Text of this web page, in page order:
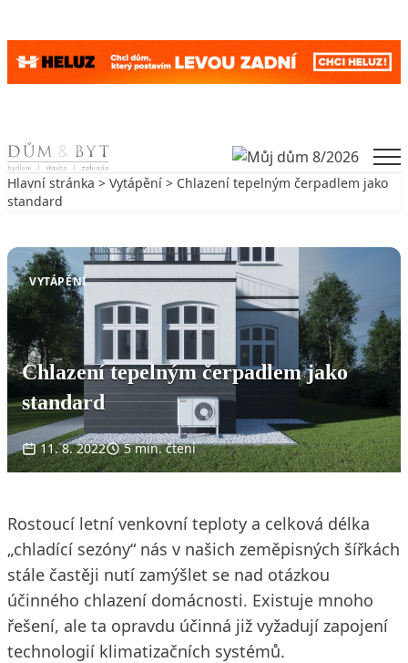
Skip to content
Hlavní stránka > Vytápění > Chlazení tepelným čerpadlem jako
standard
VYTÁPĚNÍ
Chlazení tepelným čerpadlem jako
standard
11. 8. 2022 5 min. čtení
Rostoucí letní venkovní teploty a celková délka
„chladící sezóny“ nás v našich zeměpisných šířkách
stále častěji nutí zamýšlet se nad otázkou
účinného chlazení domácnosti. Existuje mnoho
řešení, ale ta opravdu účinná již vyžadují zapojení
technologií klimatizačních systémů.